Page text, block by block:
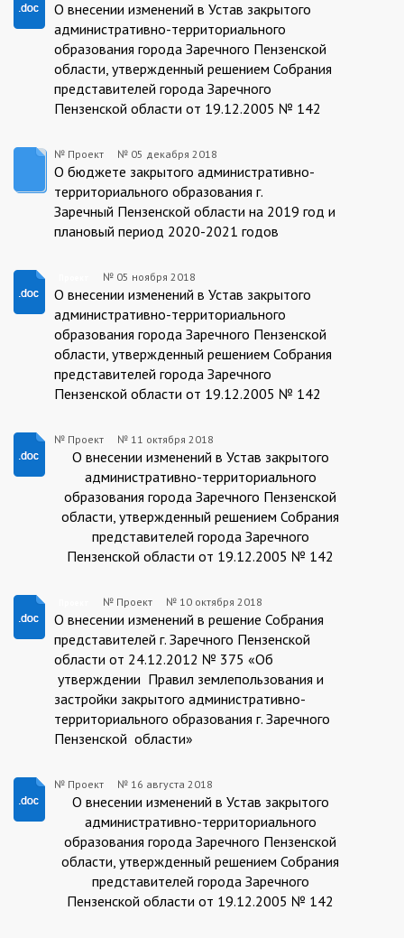
ПроектО внесении изменений в Устав закрытого
административно-территориального
образования города Заречного Пензенской
области, утвержденный решением Собрания
представителей города Заречного
Пензенской области от 19.12.2005 № 142
Проект
№ Проект № 05 декабря 2018
О бюджете закрытого административно-
территориального образования г.
Заречный Пензенской области на 2019 год и
плановый период 2020-2021 годов
Проек
№ 05 ноября 2018
О внесении изменений в Устав закрытого
административно-территориального
образования города Заречного Пензенской
области, утвержденный решением Собрания
представителей города Заречного
Пензенской области от 19.12.2005 № 142
Проект
№ Проект № 11 октября 2018
О внесении изменений в Устав закрытого
административно-территориального
образования города Заречного Пензенской
области, утвержденный решением Собрания
представителей города Заречного
Пензенской области от 19.12.2005 № 142
Проект
№ Проект № 10 октября 2018
О внесении изменений в решение Собрания
представителей г. Заречного Пензенской
области от 24.12.2012 № 375 «Об
утверждении Правил землепользования и
застройки закрытого административно-
территориального образования г. Заречного
Пензенской области»
Проект
№ Проект № 16 августа 2018
О внесении изменений в Устав закрытого
административно-территориального
образования города Заречного Пензенской
области, утвержденный решением Собрания
представителей города Заречного
Пензенской области от 19.12.2005 № 142